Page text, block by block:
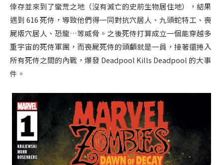
倖存並來到了蠻荒之地（沒有滅亡的史前生物居住地），結果
遇到 616 死侍，導致他們得一同對抗穴居人、九頭蛇特工、喪
屍版穴居人、恐龍…等威脅。之後死侍打算成立一個能穿越多
重宇宙的死侍軍團，而喪屍死侍的頭顱就是一員，接著還捲入
所有死侍之間的內戰，爆發 Deadpool Kills Deadpool 的大事
件。